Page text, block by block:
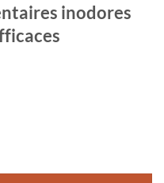
inodores